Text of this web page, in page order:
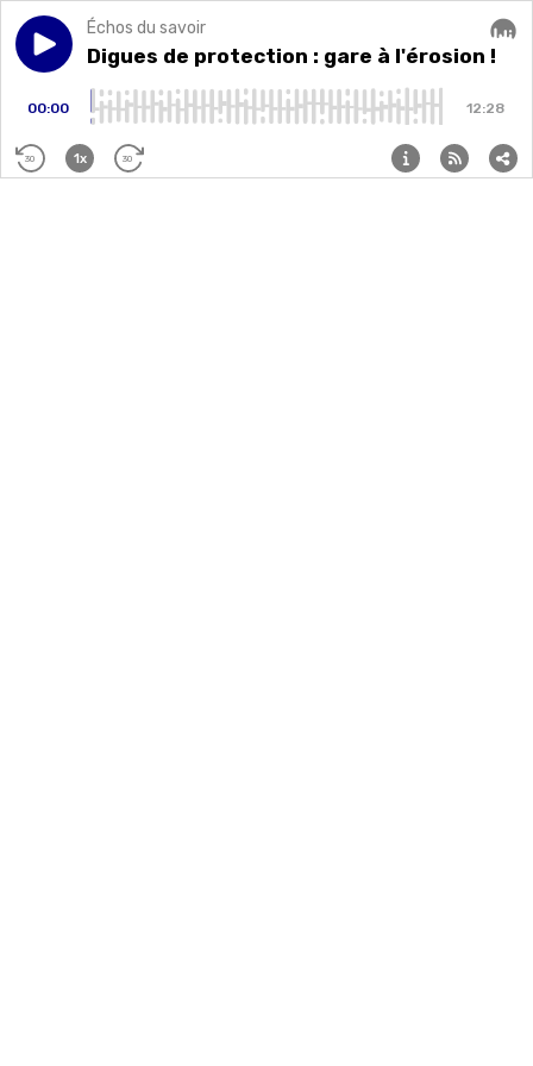
Play episodeDigues de protection : gare à l'érosion !
Échos du savoir
Digues de protection : gare à l'érosion !
00:00 12:28
30 1x 30